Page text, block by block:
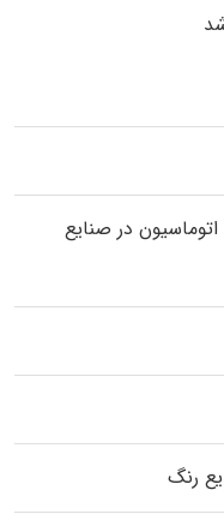
در صنایع
رنگ